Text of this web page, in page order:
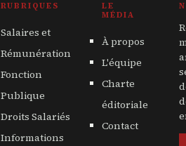
RUBRIQUES
Salaires et
Rémunération
Fonction
Publique
Droits Salariés
Informations
LE
MÉDIA
À propos
L'équipe
Charte
éditoriale
Contact